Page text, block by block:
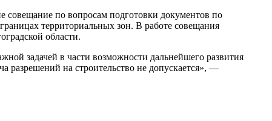
совещание по вопросам подготовки документов по
территориальных зон. В работе совещания
области.
задачей в части возможности дальнейшего развития
разрешений на строительство не допускается», —